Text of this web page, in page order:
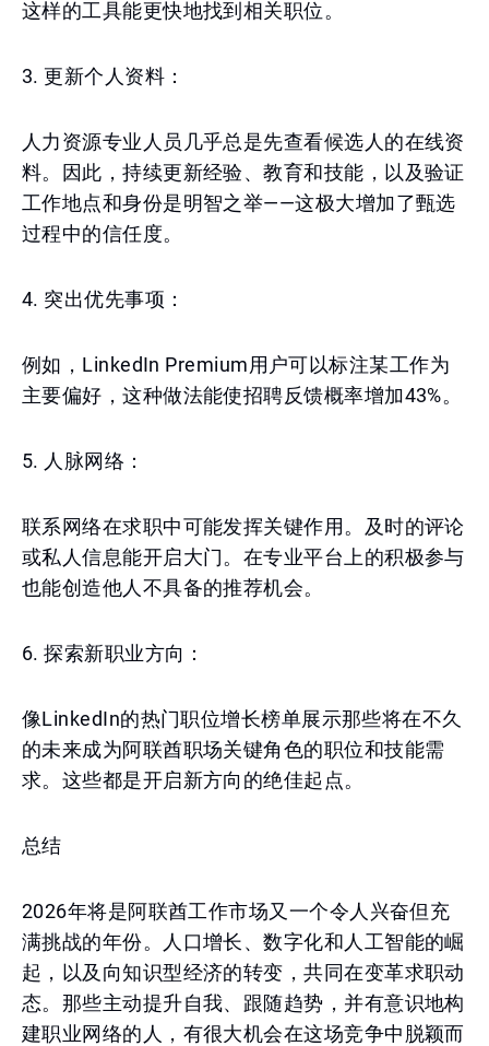
这样的工具能更快地找到相关职位。
3. 更新个人资料：
人力资源专业人员几乎总是先查看候选人的在线资
料。因此，持续更新经验、教育和技能，以及验证
工作地点和身份是明智之举——这极大增加了甄选
过程中的信任度。
4. 突出优先事项：
例如，LinkedIn Premium用户可以标注某工作为
主要偏好，这种做法能使招聘反馈概率增加43%。
5. 人脉网络：
联系网络在求职中可能发挥关键作用。及时的评论
或私人信息能开启大门。在专业平台上的积极参与
也能创造他人不具备的推荐机会。
6. 探索新职业方向：
像LinkedIn的热门职位增长榜单展示那些将在不久
的未来成为阿联酋职场关键角色的职位和技能需
求。这些都是开启新方向的绝佳起点。
总结
2026年将是阿联酋工作市场又一个令人兴奋但充
满挑战的年份。人口增长、数字化和人工智能的崛
起，以及向知识型经济的转变，共同在变革求职动
态。那些主动提升自我、跟随趋势，并有意识地构
建职业网络的人，有很大机会在这场竞争中脱颖而